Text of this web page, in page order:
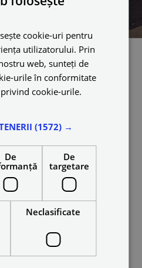
cookie-uri pentru
utilizatorului. Prin
web, sunteți de
urile în conformitate
cookie-urile.
(1572) →
De
De
targetare
Neclasificate